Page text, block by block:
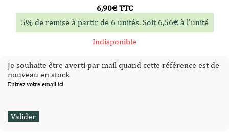
6,90€TTC
5% de remise à partir de 6 unités. Soit 6,56€à l'unité
Indisponible
Je souhaite être averti par mail quand cette référence est de
nouveau en stock
Entrez votre email ici